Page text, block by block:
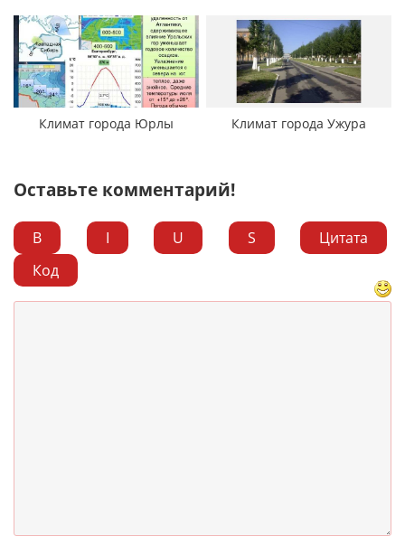
Климат города Юрлы Климат города Ужура
Оставьте комментарий!
B I U S
Цитата
Код